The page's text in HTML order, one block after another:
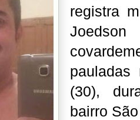
registra
(30),
bairro